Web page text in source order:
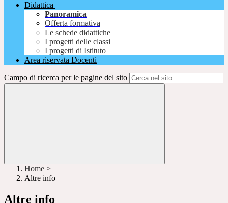
Didattica
Panoramica
Offerta formativa
Le schede didattiche
I progetti delle classi
I progetti di Istituto
Area riservata Docenti
Campo di ricerca per le pagine del sito
Home >
Altre info
Altre info